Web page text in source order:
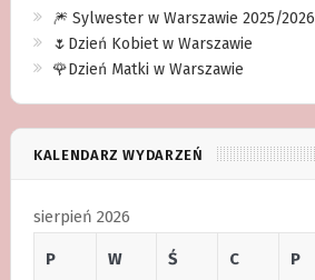
🎆 Sylwester w Warszawie 2025/2026
🌷Dzień Kobiet w Warszawie
🌹Dzień Matki w Warszawie
KALENDARZ WYDARZEŃ
sierpień 2026
P W Ś C P